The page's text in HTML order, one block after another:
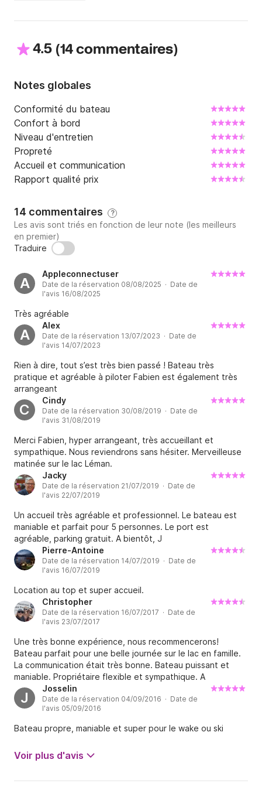
servira de caution pour le bateau.
avez le choix d'en remettre vous même dans
les deux plus proche.
Ou si vous préférez je men charge a votre retour et
celle ci sera facturer à 2,50 par litre et le paiement ce
fera uniquement en espèces.
4.5 (14 commentaires)
Notes globales
Conformité du bateau
Confort à bord
Niveau d'entretien
Propreté
Accueil et communication
Rapport qualité prix
14 commentaires ?
Les avis sont triés en fonction de leur note (les meilleurs
en premier)
Traduire
A
Appleconnectuser
Date de la réservation 08/08/2025 · Date de
l'avis 16/08/2025
Très agréable
A
Alex
Date de la réservation 13/07/2023 · Date de
l'avis 14/07/2023
Rien à dire, tout s’est très bien passé ! Bateau très
pratique et agréable à piloter Fabien est également très
arrangeant
C
Cindy
Date de la réservation 30/08/2019 · Date de
l'avis 31/08/2019
Merci Fabien, hyper arrangeant, très accueillant et
sympathique. Nous reviendrons sans hésiter. Merveilleuse
matinée sur le lac Léman.
Jacky
Date de la réservation 21/07/2019 · Date de
l'avis 22/07/2019
Un accueil très agréable et professionnel. Le bateau est
maniable et parfait pour 5 personnes. Le port est
agréable, parking gratuit. A bientôt, J
Pierre-Antoine
Date de la réservation 14/07/2019 · Date de
l'avis 16/07/2019
Location au top et super accueil.
Christopher
Date de la réservation 16/07/2017 · Date de
l'avis 23/07/2017
Une très bonne expérience, nous recommencerons!
Bateau parfait pour une belle journée sur le lac en famille.
La communication était très bonne. Bateau puissant et
maniable. Propriétaire flexible et sympathique. A
recommander pour ballade, wakeboard, natation.
J
Josselin
Date de la réservation 04/09/2016 · Date de
l'avis 05/09/2016
Bateau propre, maniable et super pour le wake ou ski
Voir plus d'avis